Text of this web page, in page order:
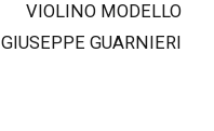
VIOLINO MODELLO
GIUSEPPE GUARNIERI